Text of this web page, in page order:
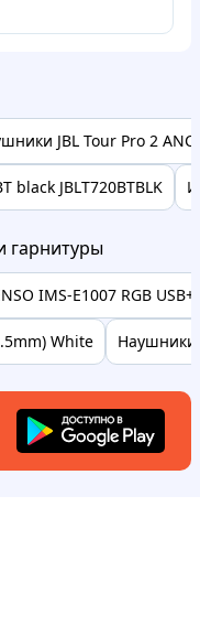
JBL Tour Pro 2
black JBLT720BTBLK
гарнитуры
IMS-E1007 RGB
White Наушники